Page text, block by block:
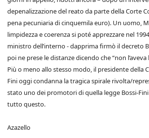
depenalizzazione del reato da parte della Corte
pena pecuniaria di cinquemila euro). Un uomo,
limpidezza e coerenza si poté apprezzare nel
ministro dell’interno - dapprima firmò il decreto
poi ne prese le distanze dicendo che “non l’aveva
Più o meno allo stesso modo, il presidente della
Fini oggi condanna la tragica spirale rivolta/
stato uno dei promotori di quella legge Bossi-
tutto questo.
Azazello